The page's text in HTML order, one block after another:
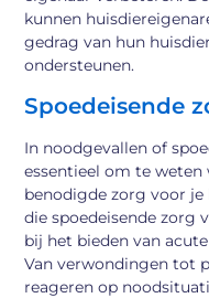
kunnen
gedrag van hun
ondersteunen.
Spoedeisende
In noodgevallen of
essentieel om te
benodigde zorg voor je
die spoedeisende zorg
bij het bieden van
Van verwondingen tot
reageren op